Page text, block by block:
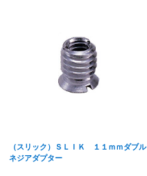
（スリック）ＳＬＩＫ １１ｍｍダブル
ネジアダプター